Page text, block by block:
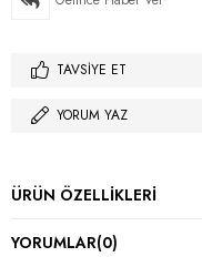
TAVSIYE ET
YORUM YAZ
ÜRÜN ÖZELLIKLERI
YORUMLAR(0)